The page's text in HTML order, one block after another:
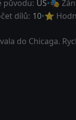
původu: US 🎭
dílů: 10 ⭐
do Chicaga.